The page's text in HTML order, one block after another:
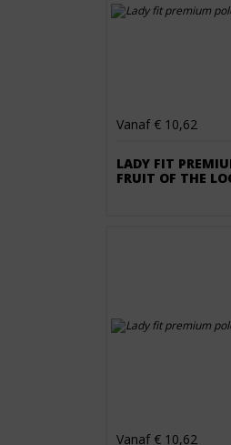
Vanaf € 10,62
LADY FIT
FRUIT OF THE
Vanaf € 10,62